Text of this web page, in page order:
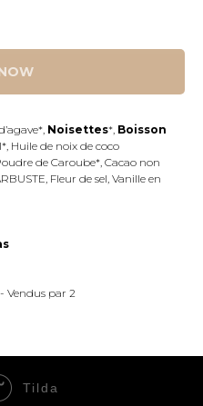
Noisettes*, Boisson
Huile de noix de coco
de Caroube*, Cacao non
Fleur de sel, Vanille en
Vendus par 2
Tilda